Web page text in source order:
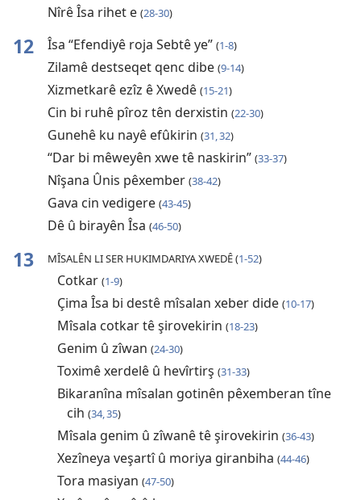
Nîrê Îsa rihet e (28-30)
12 Îsa “Efendiyê roja Sebtê ye” (1-8)
Zilamê destseqet qenc dibe (9-14)
Xizmetkarê ezîz ê Xwedê (15-21)
Cin bi ruhê pîroz tên derxistin (22-30)
Gunehê ku nayê efûkirin (31, 32)
“Dar bi mêweyên xwe tê naskirin” (33-37)
Nîşana Ûnis pêxember (38-42)
Gava cin vedigere (43-45)
Dê û birayên Îsa (46-50)
13 MÎSALÊN LI SER HUKIMDARIYA XWEDÊ (1-52)
Cotkar (1-9)
Çima Îsa bi destê mîsalan xeber dide (10-17)
Mîsala cotkar tê şirovekirin (18-23)
Genim û zîwan (24-30)
Toximê xerdelê û hevîrtirş (31-33)
Bikaranîna mîsalan gotinên pêxemberan tîne
cih (34, 35)
Mîsala genim û zîwanê tê şirovekirin (36-43)
Xezîneya veşartî û moriya giranbiha (44-46)
Tora masiyan (47-50)